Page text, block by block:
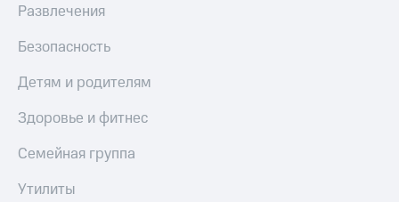
Развлечения
Безопасность
Детям и родителям
Здоровье и фитнес
Семейная группа
Утилиты